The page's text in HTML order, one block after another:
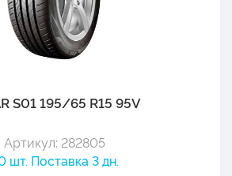
S01 195/65 R15 95V
Артикул: 282805
шт. Поставка 3 дн.